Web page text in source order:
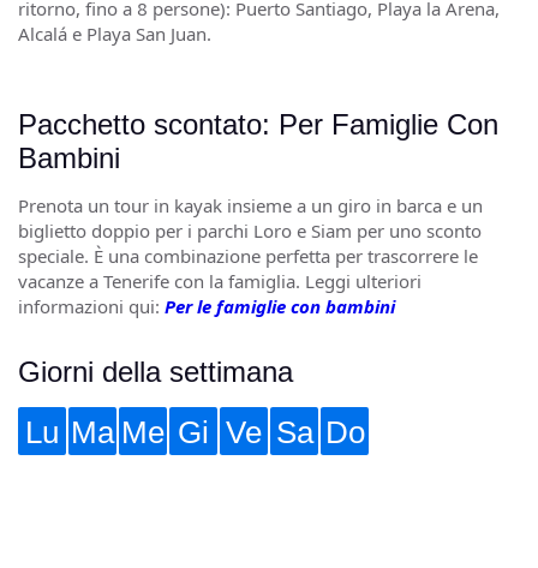
ritorno, fino a 8 persone): Puerto Santiago, Playa la Arena,
Alcalá e Playa San Juan.
Pacchetto scontato: Per Famiglie Con
Bambini
Prenota un tour in kayak insieme a un giro in barca e un
biglietto doppio per i parchi Loro e Siam per uno sconto
speciale. È una combinazione perfetta per trascorrere le
vacanze a Tenerife con la famiglia. Leggi ulteriori
informazioni qui: Per le famiglie con bambini
Giorni della settimana
Lu Ma Me Gi Ve Sa Do